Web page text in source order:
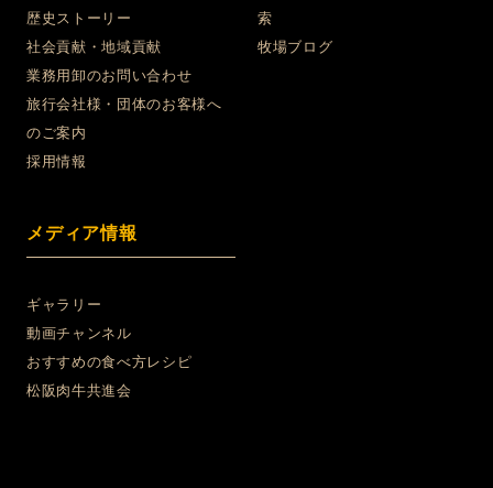
歴史ストーリー
社会貢献・地域貢献
業務用卸のお問い合わせ
旅行会社様・団体のお客様へ
のご案内
採用情報
メディア情報
ギャラリー
動画チャンネル
おすすめの食べ方レシピ
松阪肉牛共進会
索
牧場ブログ